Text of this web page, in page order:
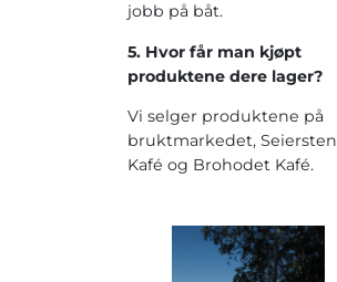
jobb på båt.
5. Hvor får man kjøpt
produktene dere lager?
Vi selger produktene på
bruktmarkedet, Seiersten
Kafé og Brohodet Kafé.